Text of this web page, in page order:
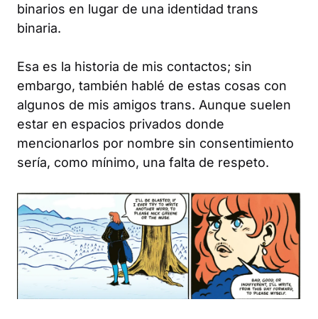
binarios en lugar de una identidad trans
binaria.
Esa es la historia de mis contactos; sin
embargo, también hablé de estas cosas con
algunos de mis amigos trans. Aunque suelen
estar en espacios privados donde
mencionarlos por nombre sin consentimiento
sería, como mínimo, una falta de respeto.